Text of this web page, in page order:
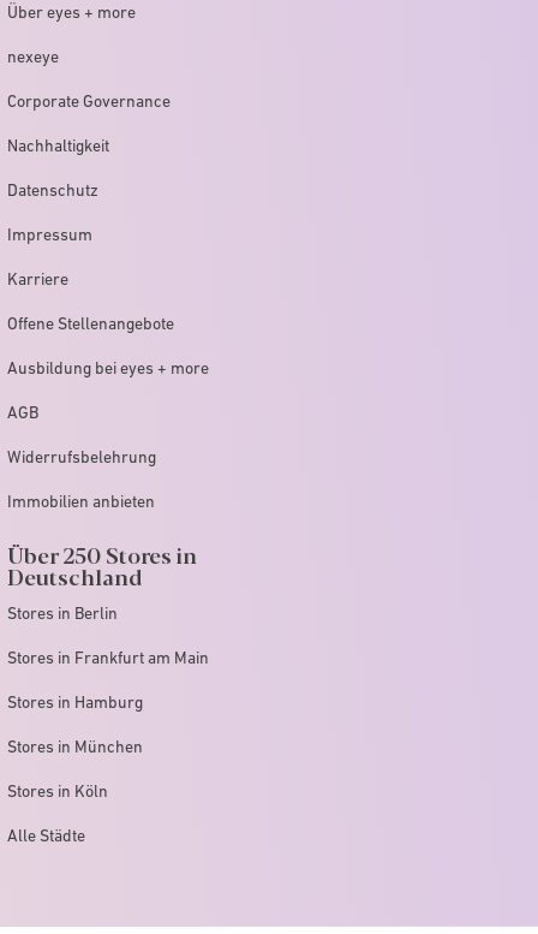
Über eyes + more
nexeye
Corporate Governance
Nachhaltigkeit
Datenschutz
Impressum
Karriere
Offene Stellenangebote
Ausbildung bei eyes + more
AGB
Widerrufsbelehrung
Immobilien anbieten
Über 250 Stores in
Deutschland
Stores in Berlin
Stores in Frankfurt am Main
Stores in Hamburg
Stores in München
Stores in Köln
Alle Städte